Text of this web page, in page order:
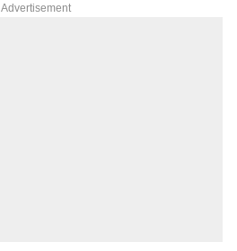
Advertisement